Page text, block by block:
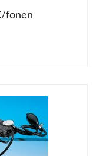
fonen